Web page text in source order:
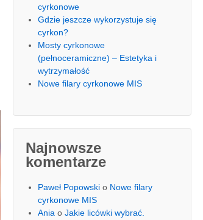
cyrkonowe
Gdzie jeszcze wykorzystuje się
cyrkon?
Mosty cyrkonowe
(pełnoceramiczne) – Estetyka i
wytrzymałość
Nowe filary cyrkonowe MIS
Najnowsze
komentarze
Paweł Popowski o Nowe filary
cyrkonowe MIS
Ania oJakie licówki wybrać.